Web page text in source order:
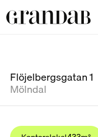
Kontakt
Select Language
Flöjelbergsgatan 1
Mölndal